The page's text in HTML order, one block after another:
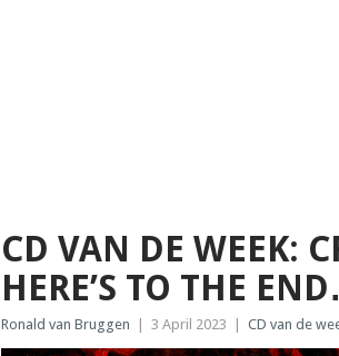
CD VAN DE WEEK:
HERE’S TO THE
Ronald van Bruggen 3 April 2023 CD van de